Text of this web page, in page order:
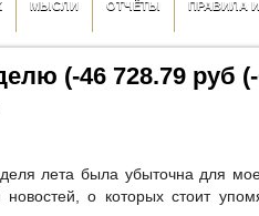
МЫСЛИ ОТЧЁТЫ ПРАВИЛА
(-46 728.79 руб
лета была убыточна для
о которых стоит